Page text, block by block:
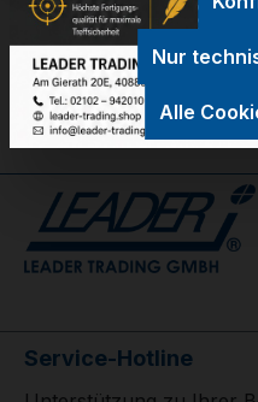
GPSR Information
Bewertungen
Service-Hotline
Nur
Alle